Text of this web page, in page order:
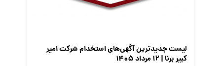
لیست جدیدترین آگهی‌های استخدام شرکت امیر
کبیر برنا | ۱۲ مرداد ۱۴۰۵